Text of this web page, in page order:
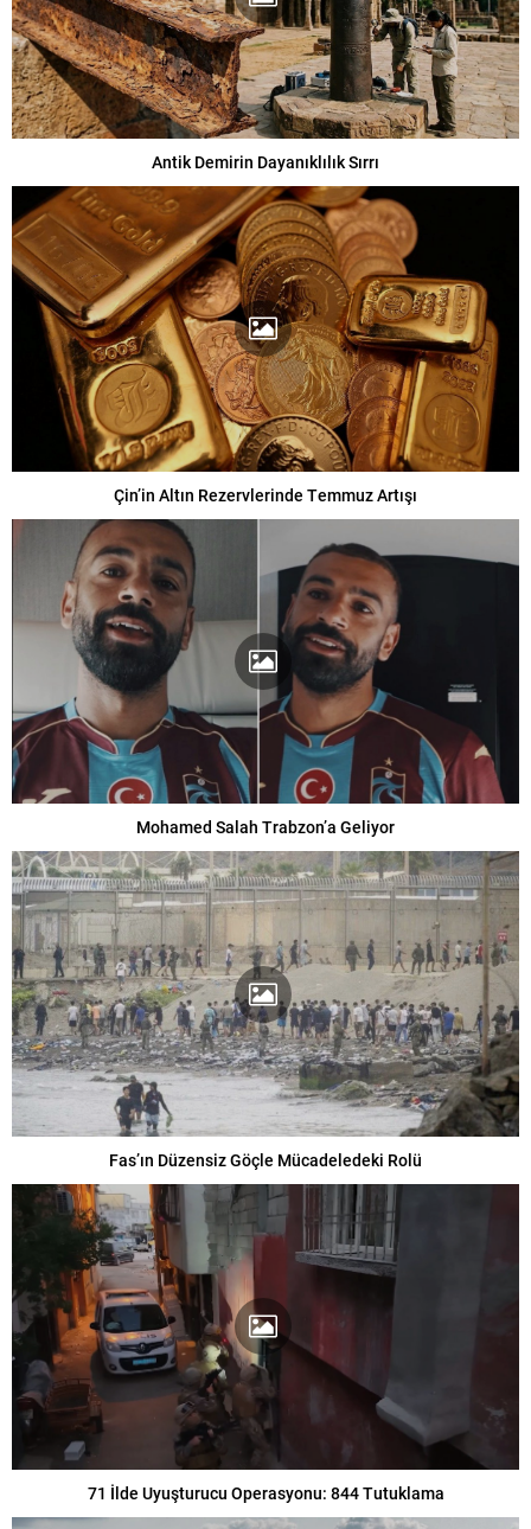
Antik Demirin Dayanıklılık Sırrı
Çin’in Altın Rezervlerinde Temmuz Artışı
Mohamed Salah Trabzon’a Geliyor
Fas’ın Düzensiz Göçle Mücadeledeki Rolü
71 İlde Uyuşturucu Operasyonu: 844 Tutuklama